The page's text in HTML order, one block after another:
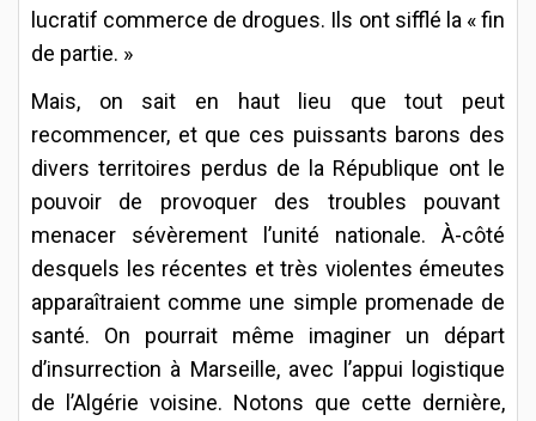
lucratif commerce de drogues. Ils ont sifflé la « fin
de partie. »
Mais, on sait en haut lieu que tout peut
recommencer, et que ces puissants barons des
divers territoires perdus de la République ont le
pouvoir de provoquer des troubles pouvant
menacer sévèrement l’unité nationale. À-côté
desquels les récentes et très violentes émeutes
apparaîtraient comme une simple promenade de
santé. On pourrait même imaginer un départ
d’insurrection à Marseille, avec l’appui logistique
de l’Algérie voisine. Notons que cette dernière,